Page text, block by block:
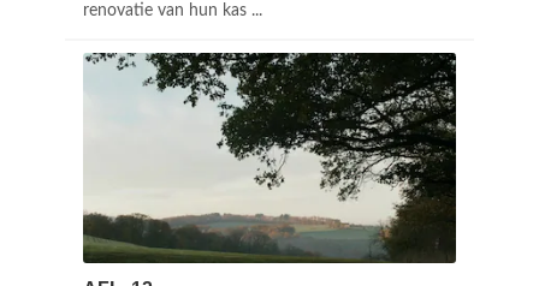
renovatie van hun kas ...